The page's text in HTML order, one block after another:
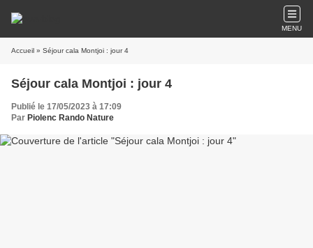
MENU
Accueil » Séjour cala Montjoi : jour 4
Séjour cala Montjoi : jour 4
Publié le 17/05/2023 à 17:09
Par Piolenc Rando Nature